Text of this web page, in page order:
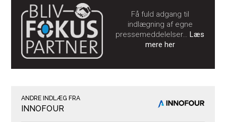
Få fuld adgang til
indlægning af egne
pressemeddelelser…Læs
mere her
ANDRE INDLÆG FRA
INNOFOUR